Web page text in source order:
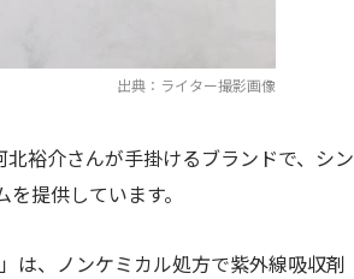
出典：ライター撮影画像
裕介さんが手掛けるブランドで、シン
提供しています。
は、ノンケミカル処方で紫外線吸収剤